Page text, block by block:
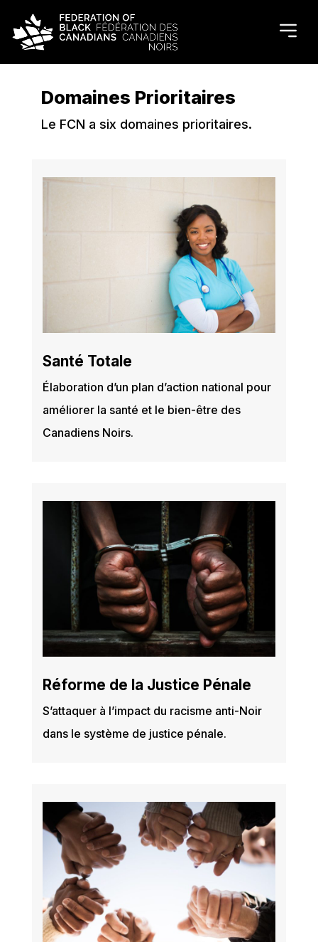
Domaines Prioritaires
Le FCN a six domaines prioritaires.
Santé Totale
Élaboration d’un plan d’action national pour
améliorer la santé et le bien-être des
Canadiens Noirs.
Réforme de la Justice Pénale
S’attaquer à l’impact du racisme anti-Noir
dans le système de justice pénale.